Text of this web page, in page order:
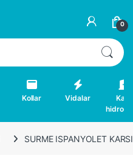
0
Kollar Vidalar
Kapı
SURME ISPANYOLET